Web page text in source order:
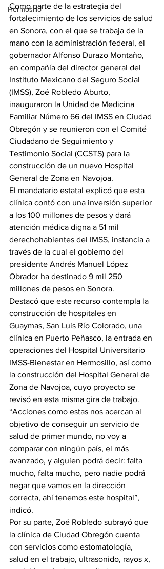
Hermosillo
Como parte de la estrategia del
fortalecimiento de los servicios de salud
en Sonora, con el que se trabaja de la
mano con la administración federal, el
gobernador Alfonso Durazo Montaño,
en compañía del director general del
Instituto Mexicano del Seguro Social
(IMSS), Zoé Robledo Aburto,
inauguraron la Unidad de Medicina
Familiar Número 66 del IMSS en Ciudad
Obregón y se reunieron con el Comité
Ciudadano de Seguimiento y
Testimonio Social (CCSTS) para la
construcción de un nuevo Hospital
General de Zona en Navojoa.
El mandatario estatal explicó que esta
clínica contó con una inversión superior
a los 100 millones de pesos y dará
atención médica digna a 51 mil
derechohabientes del IMSS, instancia a
través de la cual el gobierno del
presidente Andrés Manuel López
Obrador ha destinado 9 mil 250
millones de pesos en Sonora.
Destacó que este recurso contempla la
construcción de hospitales en
Guaymas, San Luis Río Colorado, una
clínica en Puerto Peñasco, la entrada en
operaciones del Hospital Universitario
IMSS-Bienestar en Hermosillo, así como
la construcción del Hospital General de
Zona de Navojoa, cuyo proyecto se
revisó en esta misma gira de trabajo.
“Acciones como estas nos acercan al
objetivo de conseguir un servicio de
salud de primer mundo, no voy a
comparar con ningún país, el más
avanzado, y alguien podrá decir: falta
mucho, falta mucho, pero nadie podrá
negar que vamos en la dirección
correcta, ahí tenemos este hospital”,
indicó.
Por su parte, Zoé Robledo subrayó que
la clínica de Ciudad Obregón cuenta
con servicios como estomatología,
salud en el trabajo, ultrasonido, rayos x,